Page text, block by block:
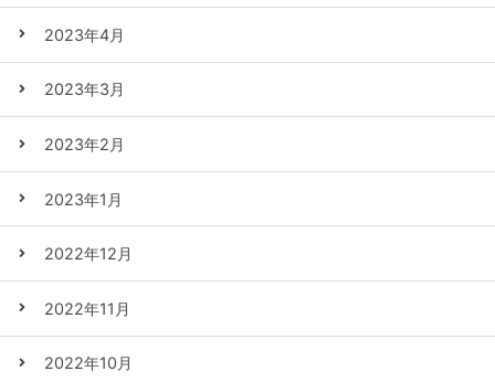
2023年4月
2023年3月
2023年2月
2023年1月
2022年12月
2022年11月
2022年10月